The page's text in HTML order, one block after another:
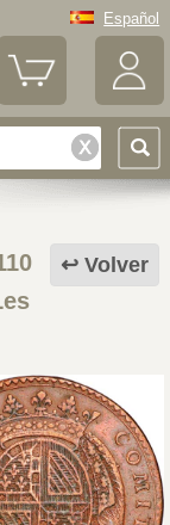
Español
Volver